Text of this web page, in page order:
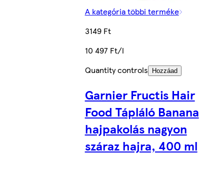
A kategória többi terméke
3149 Ft
10 497 Ft/l
Quantity controls
Hozzáad
Garnier Fructis Hair
Food Tápláló Banana
hajpakolás nagyon
száraz hajra, 400 ml